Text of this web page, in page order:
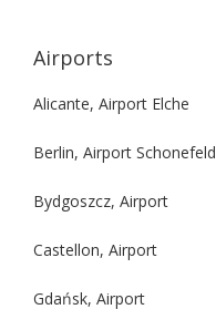
Airports
Alicante, Airport Elche
Berlin, Airport Schonefeld
Bydgoszcz, Airport
Castellon, Airport
Gdańsk, Airport